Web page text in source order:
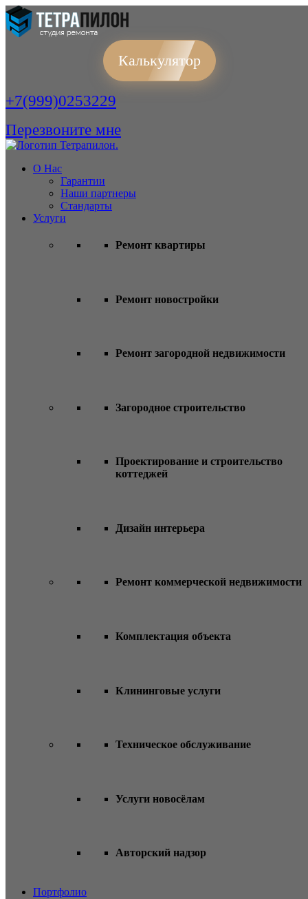
Калькулятор
+7(999)0253229
Перезвоните мне
О Нас
Гарантии
Наши партнеры
Стандарты
Услуги
Ремонт квартиры
Ремонт новостройки
Ремонт загородной недвижимости
Загородное строительство
Проектирование и строительство
коттеджей
Дизайн интерьера
Ремонт коммерческой недвижимости
Комплектация объекта
Клининговые услуги
Техническое обслуживание
Услуги новосёлам
Авторский надзор
Портфолио